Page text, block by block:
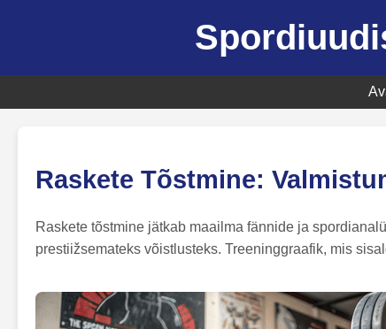
Raskete Tõstmine:
Raskete tõstmine jätkab maailma fännide ja
prestiižsemateks võistlusteks. Treeninggraafik, mis